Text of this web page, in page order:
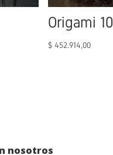
Origami 10
$ 452.914,00
nosotros